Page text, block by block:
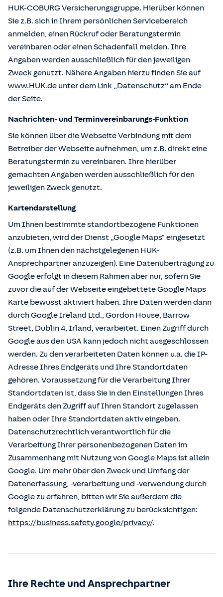
HUK-COBURG Versicherungsgruppe. Hierüber können
Sie z.B. sich in Ihrem persönlichen Servicebereich
anmelden, einen Rückruf oder Beratungstermin
vereinbaren oder einen Schadenfall melden. Ihre
Angaben werden ausschließlich für den jeweiligen
Zweck genutzt. Nähere Angaben hierzu finden Sie auf
www.HUK.de unter dem Link „Datenschutz“ am Ende
der Seite.
Nachrichten- und Terminvereinbarungs-Funktion
Sie können über die Webseite Verbindung mit dem
Betreiber der Webseite aufnehmen, um z.B. direkt eine
Beratungstermin zu vereinbaren. Ihre hierüber
gemachten Angaben werden ausschließlich für den
jeweiligen Zweck genutzt.
Kartendarstellung
Um Ihnen bestimmte standortbezogene Funktionen
anzubieten, wird der Dienst „Google Maps" eingesetzt
(z.B. um Ihnen den nächstgelegenen HUK-
Ansprechpartner anzuzeigen). Eine Datenübertragung zu
Google erfolgt in diesem Rahmen aber nur, sofern Sie
zuvor die auf der Webseite eingebettete Google Maps
Karte bewusst aktiviert haben. Ihre Daten werden dann
durch Google Ireland Ltd., Gordon House, Barrow
Street, Dublin 4, Irland, verarbeitet. Einen Zugriff durch
Google aus den USA kann jedoch nicht ausgeschlossen
werden. Zu den verarbeiteten Daten können u.a. die IP-
Adresse Ihres Endgeräts und Ihre Standortdaten
gehören. Voraussetzung für die Verarbeitung Ihrer
Standortdaten ist, dass Sie in den Einstellungen Ihres
Endgeräts den Zugriff auf Ihren Standort zugelassen
haben oder Ihre Standortdaten aktiv eingeben.
Datenschutzrechtlich verantwortlich für die
Verarbeitung Ihrer personenbezogenen Daten im
Zusammenhang mit Nutzung von Google Maps ist allein
Google. Um mehr über den Zweck und Umfang der
Datenerfassung, -verarbeitung und -verwendung durch
Google zu erfahren, bitten wir Sie außerdem die
folgende Datenschutzerklärung zu berücksichtigen:
https://business.safety.google/privacy/.
Ihre Rechte und Ansprechpartner